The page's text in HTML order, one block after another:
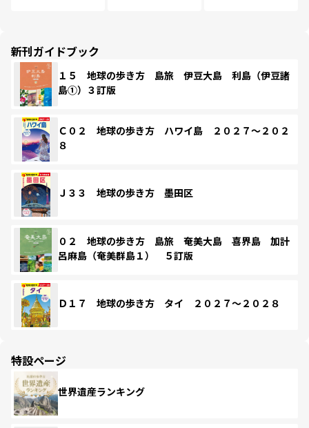
新刊ガイドブック
１５ 地球の歩き方 島旅 伊豆大島 利島（伊豆諸
島①）３訂版
Ｃ０２ 地球の歩き方 ハワイ島 ２０２７～２０２
８
Ｊ３３ 地球の歩き方 墨田区
０２ 地球の歩き方 島旅 奄美大島 喜界島 加計
呂麻島（奄美群島１） ５訂版
Ｄ１７ 地球の歩き方 タイ ２０２７～２０２８
特設ページ
世界遺産ランキング